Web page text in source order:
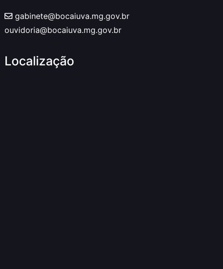
gabinete@bocaiuva.mg.gov.br
ouvidoria@bocaiuva.mg.gov.br
Localização